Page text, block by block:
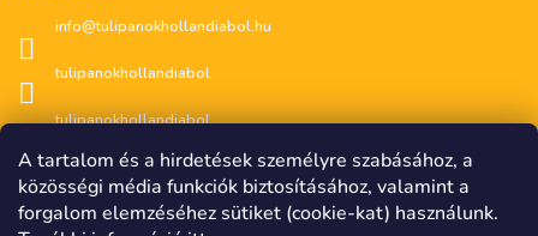
A tartalom és a hirdetések személyre szabásához, a
közösségi média funkciók biztosításához, valamint a
forgalom elemzéséhez sütiket (cookie-kat) használunk.
info@tulipanokhollandiabol.hu
tulipanokhollandiabol
tulipanokhollandiabol